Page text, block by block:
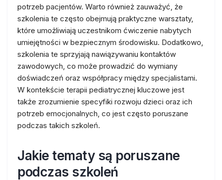
potrzeb pacjentów. Warto również zauważyć, że
szkolenia te często obejmują praktyczne warsztaty,
które umożliwiają uczestnikom ćwiczenie nabytych
umiejętności w bezpiecznym środowisku. Dodatkowo,
szkolenia te sprzyjają nawiązywaniu kontaktów
zawodowych, co może prowadzić do wymiany
doświadczeń oraz współpracy między specjalistami.
W kontekście terapii pediatrycznej kluczowe jest
także zrozumienie specyfiki rozwoju dzieci oraz ich
potrzeb emocjonalnych, co jest często poruszane
podczas takich szkoleń.
Jakie tematy są poruszane
podczas szkoleń